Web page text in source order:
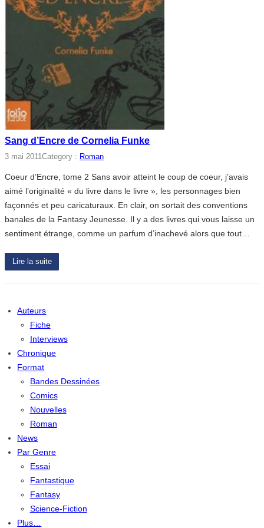
Sang d’Encre de Cornelia Funke
3 mai 2011Category : Roman
Coeur d’Encre, tome 2 Sans avoir atteint le coup de coeur, j’avais
aimé l’originalité « du livre dans le livre », les personnages bien
façonnés et peu caricaturaux. En clair, on sortait des conventions
banales de la Fantasy Jeunesse. Il y a des livres qui vous laisse un
sentiment étrange, comme un parfum d’inachevé alors que tout…
Lire la suite
Auteurs
Fiche
Interviews
Chronique
Format
Bandes Dessinées
Comics
Nouvelles
Roman
News
Par Genre
Essai
Fantastique
Fantasy
Science-Fiction
Plus…